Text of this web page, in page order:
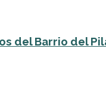
del Barrio del